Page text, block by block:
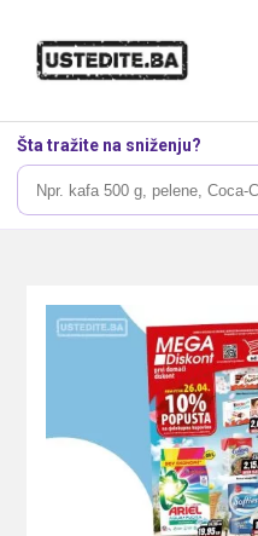
Šta tražite na sniženju?